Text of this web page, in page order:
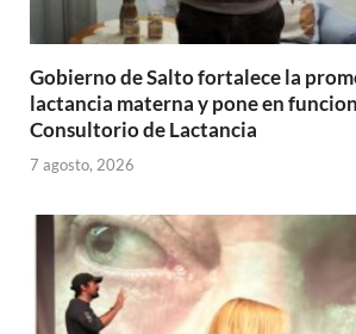
Gobierno de Salto fortalece la
lactancia materna y pone en
Consultorio de Lactancia
7 agosto, 2026